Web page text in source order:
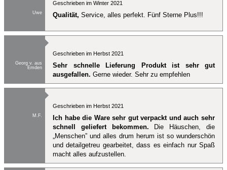
Uwe
Geschrieben im Winter 2021
Qualität, Service, alles perfekt. Fünf Sterne Plus!!!
Georg v. aus
Emden
Geschrieben im Herbst 2021
Sehr schnelle Lieferung Produkt ist sehr gut
ausgefallen. Gerne wieder. Sehr zu empfehlen
M.F.
Geschrieben im Herbst 2021
Ich habe die Ware sehr gut verpackt und auch sehr
schnell geliefert bekommen. Die Häuschen, die
„Menschen” und alles drum herum ist so wunderschön
und detailgetreu gearbeitet, dass es einfach nur Spaß
macht alles aufzustellen.